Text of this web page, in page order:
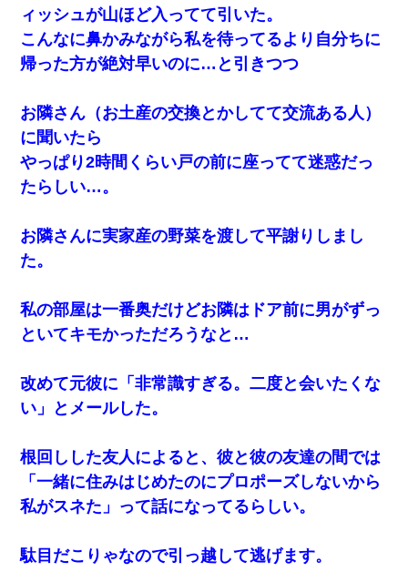
ィッシュが山ほど入ってて引いた。
こんなに鼻かみながら私を待ってるより自分ちに
帰った方が絶対早いのに…と引きつつ
お隣さん（お土産の交換とかしてて交流ある人）
に聞いたら
やっぱり2時間くらい戸の前に座ってて迷惑だっ
たらしい…。
お隣さんに実家産の野菜を渡して平謝りしまし
た。
私の部屋は一番奥だけどお隣はドア前に男がずっ
といてキモかっただろうなと…
改めて元彼に「非常識すぎる。二度と会いたくな
い」とメールした。
根回しした友人によると、彼と彼の友達の間では
「一緒に住みはじめたのにプロポーズしないから
私がスネた」って話になってるらしい。
駄目だこりゃなので引っ越して逃げます。